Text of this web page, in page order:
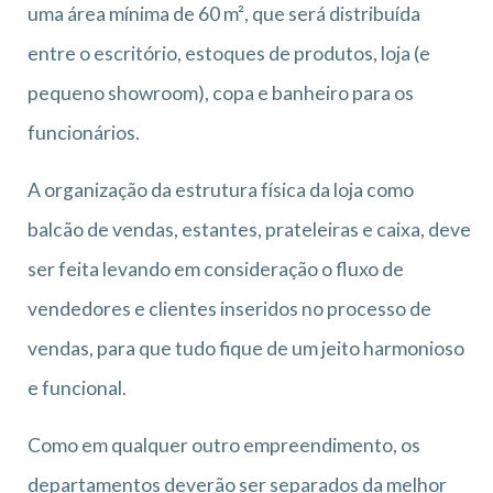
uma área mínima de 60 m², que será distribuída
entre o escritório, estoques de produtos, loja (e
pequeno showroom), copa e banheiro para os
funcionários.
A organização da estrutura física da loja como
balcão de vendas, estantes, prateleiras e caixa, deve
ser feita levando em consideração o fluxo de
vendedores e clientes inseridos no processo de
vendas, para que tudo fique de um jeito harmonioso
e funcional.
Como em qualquer outro empreendimento, os
departamentos deverão ser separados da melhor